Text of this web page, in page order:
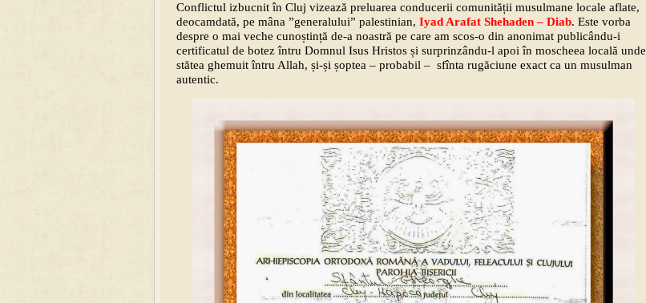
Conflictul izbucnit în Cluj vizează preluarea conducerii comunității musulmane locale aflate,
deocamdată, pe mâna ”generalului” palestinian, Iyad Arafat Shehaden – Diab. Este vorba
despre o mai veche cunoștință de-a noastră pe care am scos-o din anonimat publicându-i
certificatul de botez întru Domnul Isus Hristos și surprinzându-l apoi în moscheea locală unde
stătea ghemuit întru Allah, și-și șoptea – probabil – sfînta rugăciune exact ca un musulman
autentic.